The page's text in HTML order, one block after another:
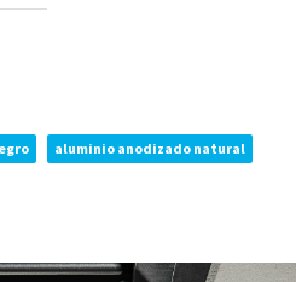
aluminio anodizado natural